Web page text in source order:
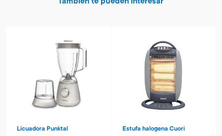
Licuadora Punktal Estufa halogena Cuori